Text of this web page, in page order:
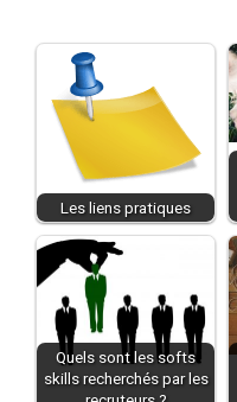
Les liens pratiques
Quels sont les softs
skills recherchés par les